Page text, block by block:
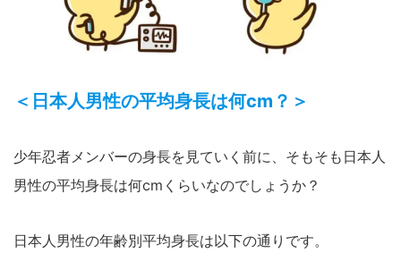
＜日本人男性の平均身長は何cm？＞
少年忍者メンバーの身長を見ていく前に、そもそも日本人
男性の平均身長は何cmくらいなのでしょうか？
日本人男性の年齢別平均身長は以下の通りです。